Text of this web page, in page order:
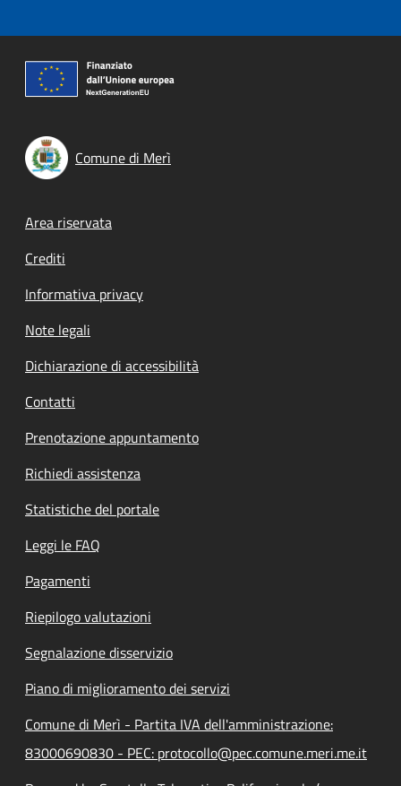
Comune di Merì
Footer menu
Area riservata
Crediti
Informativa privacy
Note legali
Dichiarazione di accessibilità
Contatti
Prenotazione appuntamento
Richiedi assistenza
Statistiche del portale
Leggi le FAQ
Pagamenti
Riepilogo valutazioni
Segnalazione disservizio
Piano di miglioramento dei servizi
Comune di Merì - Partita IVA dell'amministrazione:
83000690830 - PEC: protocollo@pec.comune.meri.me.it